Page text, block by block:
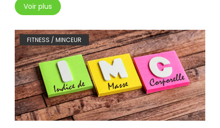
Voir plus
FITNESS / MINCEUR